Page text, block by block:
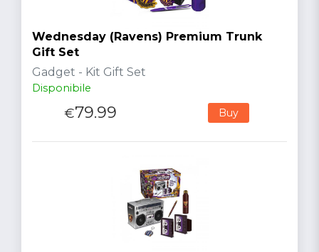
Wednesday (Ravens) Premium Trunk
Gift Set
Gadget - Kit Gift Set
Disponibile
€79.99 Buy